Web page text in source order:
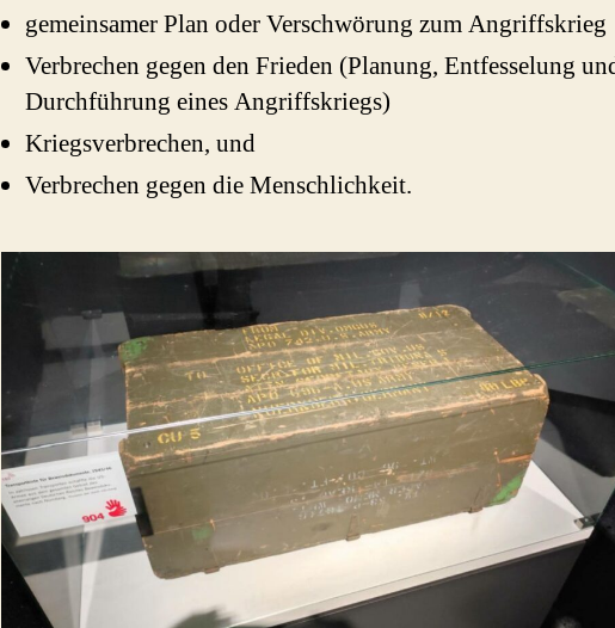
gemeinsamer Plan oder Verschwörung zum Angriffskrieg
Verbrechen gegen den Frieden (Planung, Entfesselung
Durchführung eines Angriffskriegs)
Kriegsverbrechen, und
Verbrechen gegen die Menschlichkeit.